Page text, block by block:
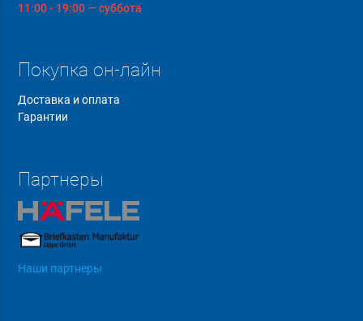
11:00 - 19:00 — суббота
Покупка он-лайн
Доставка и оплата
Гарантии
Партнеры
Наши партнеры